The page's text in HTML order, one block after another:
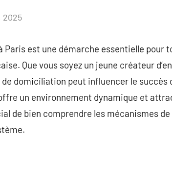
2025
Paris est une démarche essentielle pour
Que vous soyez un jeune créateur
domiciliation peut influencer le
un environnement dynamique et
de bien comprendre les mécanismes